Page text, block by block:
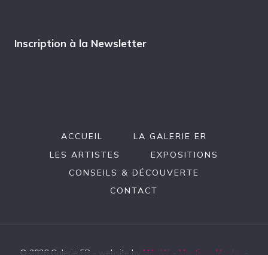
Inscription à la Newsletter
ACCUEIL
LA GALERIE ER
LES ARTISTES
EXPOSITIONS
CONSEILS & DÉCOUVERTE
CONTACT
© 2026 Galerie ER - website by Mila W. Mentions légales